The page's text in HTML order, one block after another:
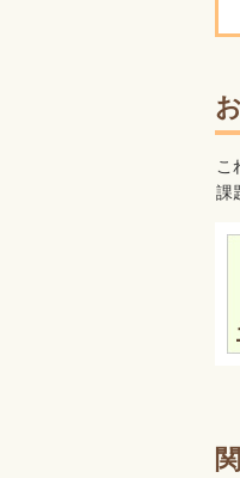
こ
課